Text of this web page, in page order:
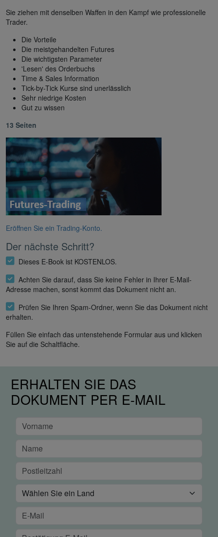
Sie ziehen mit denselben Waffen in den Kampf wie professionelle
Trader.
Die Vorteile
Die meistgehandelten Futures
Die wichtigsten Parameter
'Lesen' des Orderbuchs
Time & Sales Information
Tick-by-Tick Kurse sind unerlässlich
Sehr niedrige Kosten
Gut zu wissen
13 Seiten
Eröffnen Sie ein Trading-Konto.
Der nächste Schritt?
Dieses E-Book ist KOSTENLOS.
Achten Sie darauf, dass Sie keine Fehler in Ihrer E-Mail-
Adresse machen, sonst kommt das Dokument nicht an.
Prüfen Sie Ihren Spam-Ordner, wenn Sie das Dokument nicht
erhalten.
Füllen Sie einfach das untenstehende Formular aus und klicken
Sie auf die Schaltfläche.
ERHALTEN SIE DAS
DOKUMENT PER E-MAIL